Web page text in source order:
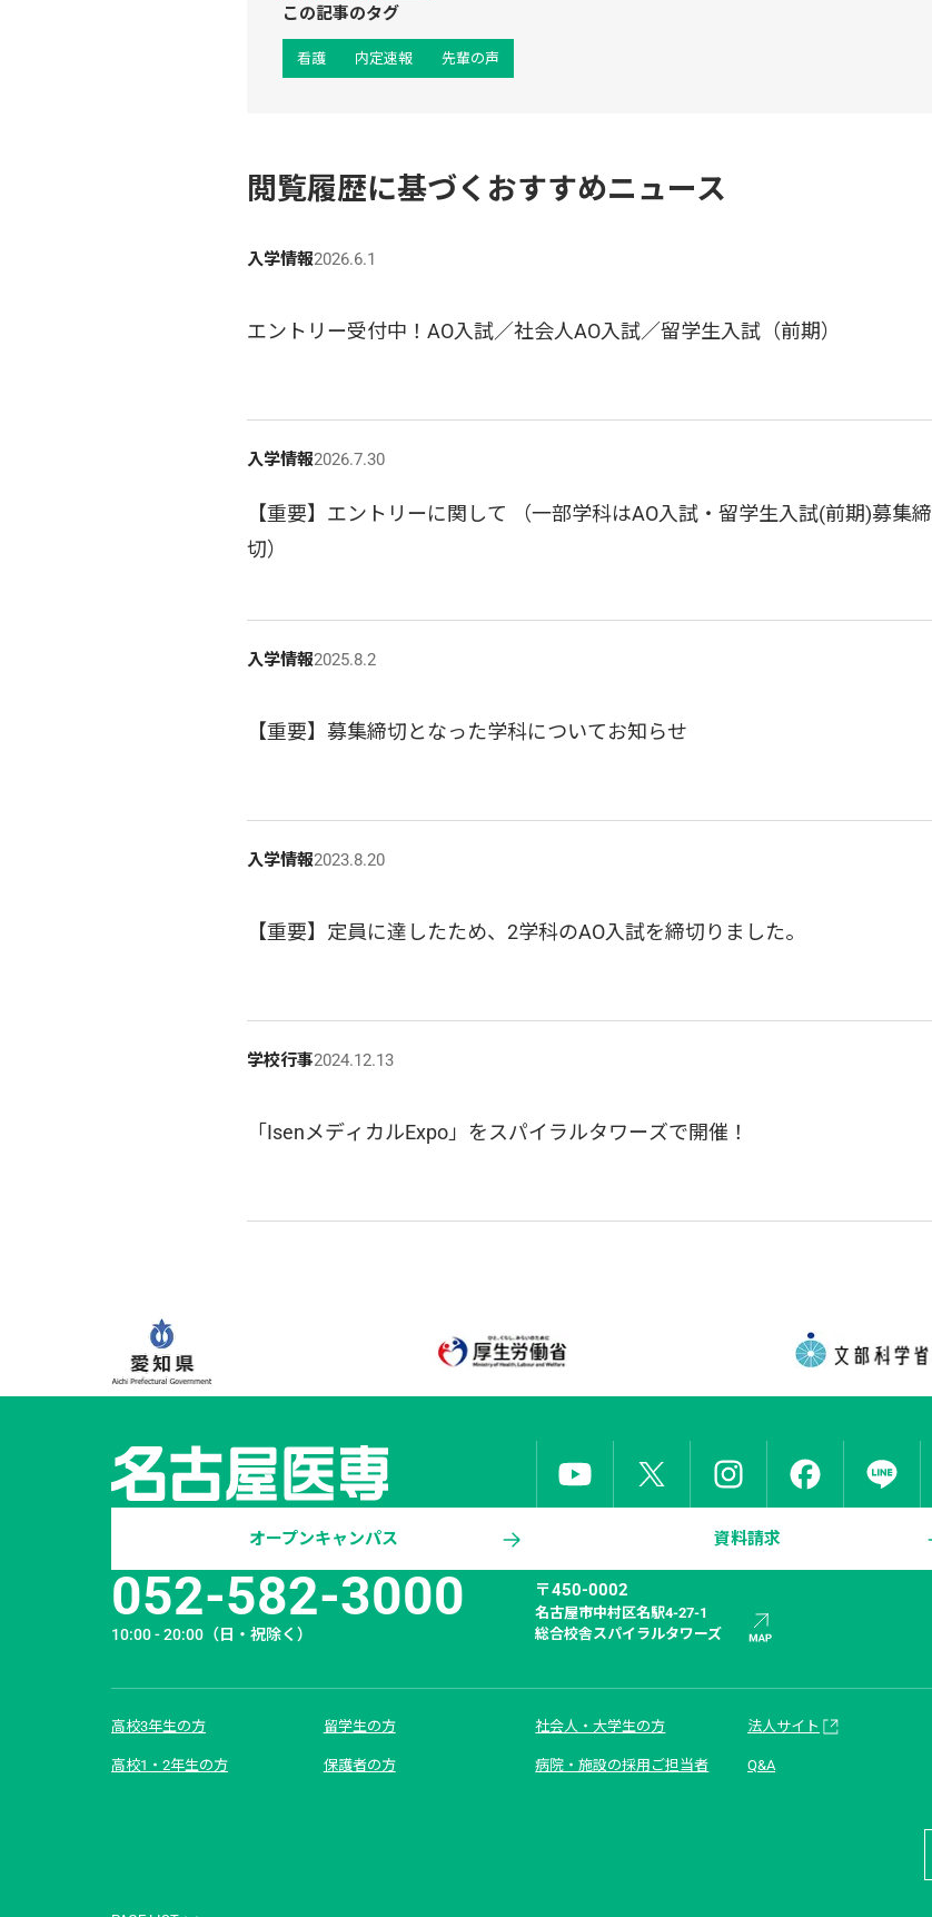
この記事のタグ
看護 内定速報 先輩の声
閲覧履歴に基づくおすすめニュース
入学情報2026.6.1
エントリー受付中！AO入試／社会人AO入試／留学生入試（前期）
入学情報2026.7.30
【重要】エントリーに関して （一部学科はAO入試・留学生入試(前期)募集締
切）
入学情報2025.8.2
【重要】募集締切となった学科についてお知らせ
入学情報2023.8.20
【重要】定員に達したため、2学科のAO入試を締切りました。
学校行事2024.12.13
「IsenメディカルExpo」をスパイラルタワーズで開催！
オープンキャンパス 資料請求
052-582-3000
10:00 - 20:00 （日・祝除く）
〒450-0002
名古屋市中村区名駅4-27-1
総合校舎スパイラルタワーズ
高校3年生の方
高校1・2年生の方
留学生の方
保護者の方
社会人・大学生の方
病院・施設の採用ご担当者
法人サイト
Q&A